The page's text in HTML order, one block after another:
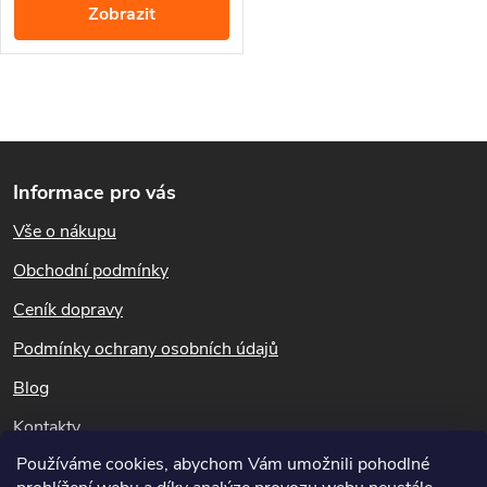
Používáme cookies, abychom Vám umožnili pohodlné
živiny, zajišťuje řádnou
hydrataci listům a posiluje
Zobrazit
l
á
d
a
c
í
p
á
p
a
Informace pro vás
Vše o nákupu
Obchodní podmínky
Ceník dopravy
Podmínky ochrany osobních údajů
Blog
Kontakty
Dotazy k objednávkám